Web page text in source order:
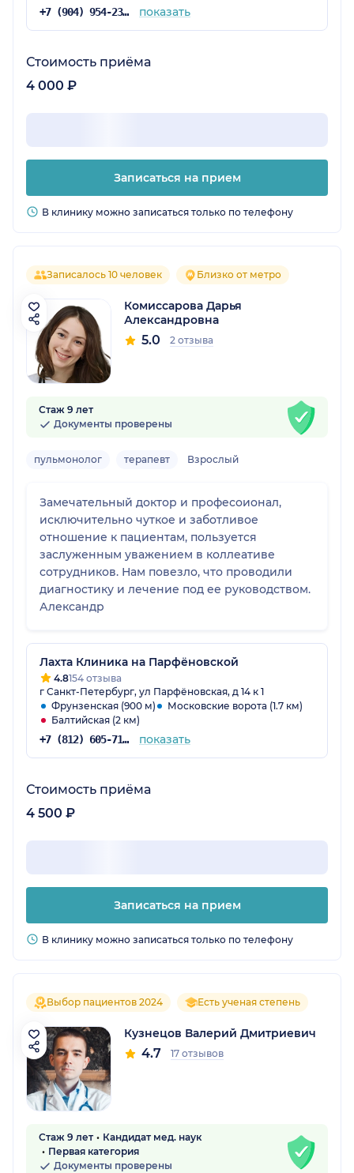
+7 (904) 954-23-94 показать
Стоимость приёма
4 000 ₽
Записаться на прием
В клинику можно записаться только по телефону
Записалось 10 человек Близко от метро
Комиссарова Дарья
Александровна
5.0 2 отзыва
Стаж 9 лет
Документы проверены
пульмонолог терапевт Взрослый
Замечательный доктор и професоионал,
исключительно чуткое и заботливое
отношение к пациентам, пользуется
заслуженным уважением в коллеативе
сотрудников. Нам повезло, что проводили
диагностику и лечение под ее руководством.
Александр
Лахта Клиника на Парфёновской
4.8154 отзыва
г Санкт-Петербург, ул Парфёновская, д 14 к 1
Фрунзенская (900 м)
Московские ворота (1.7 км)
Балтийская (2 км)
+7 (812) 605-71-43 показать
Стоимость приёма
4 500 ₽
Записаться на прием
В клинику можно записаться только по телефону
Выбор пациентов 2024 Есть ученая степень
Кузнецов Валерий Дмитриевич
4.7 17 отзывов
Стаж 9 лет
Кандидат мед. наук
Первая категория
Документы проверены